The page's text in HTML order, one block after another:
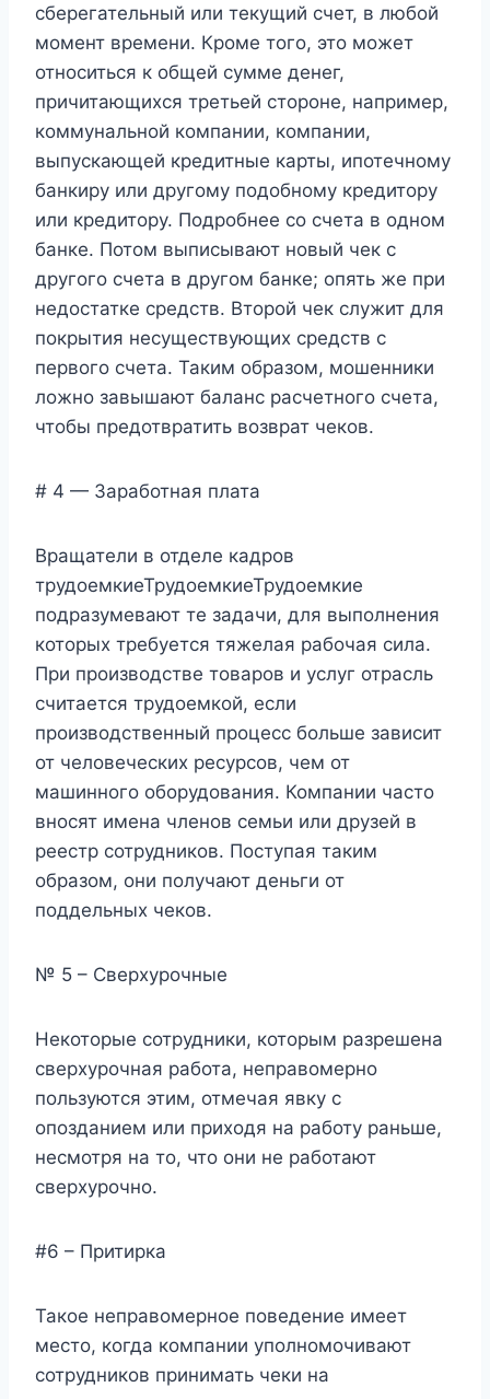
сберегательный или текущий счет, в любой
момент времени. Кроме того, это может
относиться к общей сумме денег,
причитающихся третьей стороне, например,
коммунальной компании, компании,
выпускающей кредитные карты, ипотечному
банкиру или другому подобному кредитору
или кредитору. Подробнее со счета в одном
банке. Потом выписывают новый чек с
другого счета в другом банке; опять же при
недостатке средств. Второй чек служит для
покрытия несуществующих средств с
первого счета. Таким образом, мошенники
ложно завышают баланс расчетного счета,
чтобы предотвратить возврат чеков.
# 4 — Заработная плата
Вращатели в отделе кадров
трудоемкиеТрудоемкиеТрудоемкие
подразумевают те задачи, для выполнения
которых требуется тяжелая рабочая сила.
При производстве товаров и услуг отрасль
считается трудоемкой, если
производственный процесс больше зависит
от человеческих ресурсов, чем от
машинного оборудования. Компании часто
вносят имена членов семьи или друзей в
реестр сотрудников. Поступая таким
образом, они получают деньги от
поддельных чеков.
№ 5 – Сверхурочные
Некоторые сотрудники, которым разрешена
сверхурочная работа, неправомерно
пользуются этим, отмечая явку с
опозданием или приходя на работу раньше,
несмотря на то, что они не работают
сверхурочно.
#6 – Притирка
Такое неправомерное поведение имеет
место, когда компании уполномочивают
сотрудников принимать чеки на